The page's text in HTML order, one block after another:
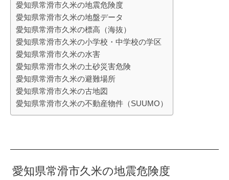
愛知県常滑市久米の地震危険度
愛知県常滑市久米の地盤データ
愛知県常滑市久米の標高（海抜）
愛知県常滑市久米の小学校・中学校の学区
愛知県常滑市久米の水害
愛知県常滑市久米の土砂災害危険
愛知県常滑市久米の避難場所
愛知県常滑市久米の古地図
愛知県常滑市久米の不動産物件（SUUMO）
愛知県常滑市久米の地震危険度